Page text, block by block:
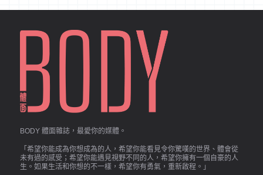
BODY 體面雜誌，最愛你的媒體。
「希望你能成為你想成為的人，希望你能看見令你驚嘆的世界、體會從
未有過的感受；希望你能遇見視野不同的人，希望你擁有一個自豪的人
生。如果生活和你想的不一樣，希望你有勇氣，重新啟程。」